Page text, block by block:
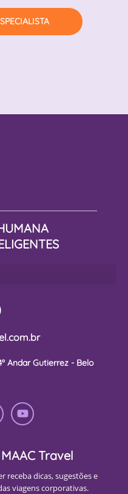
Andar Gutierrez - Belo
Travel
receba dicas, sugestões e
viagens corporativas.